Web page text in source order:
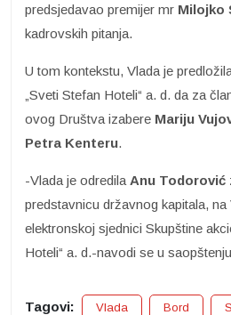
predsjedavao premijer mr Milojko
kadrovskih pitanja.
U tom kontekstu, Vlada je
„Sveti Stefan Hoteli“ a. d. da za
ovog Društva izabere Mariju
Petra Kenteru.
-Vlada je odredila Anu Todorović
predstavnicu državnog kapitala,
elektronskoj sjednici Skupštine
Hoteli“ a. d.-navodi se u
Tagovi: Vlada Bord